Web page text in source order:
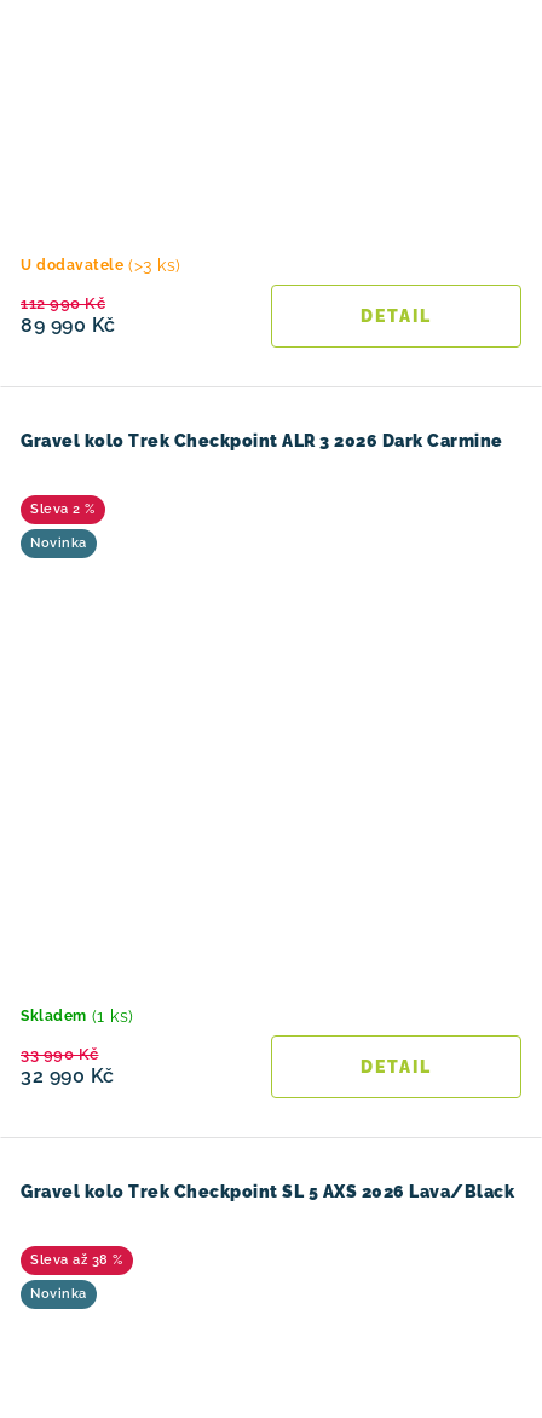
U dodavatele (>3 ks)
89 990 Kč
112 990 Kč
Gravel kolo Trek Checkpoint ALR 3 2026 Dark Carmine
2 %
Novinka
Skladem (1 ks)
32 990 Kč
33 990 Kč
Gravel kolo Trek Checkpoint SL 5 AXS 2026 Lava/Black
až 38 %
Novinka